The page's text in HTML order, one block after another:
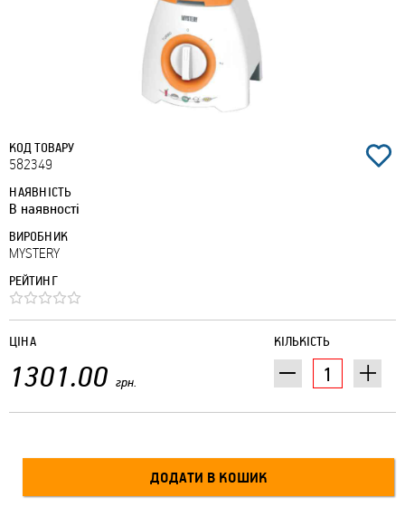
КОД ТОВАРУ
582349
НАЯВНІСТЬ
В наявності
ВИРОБНИК
MYSTERY
РЕЙТИНГ
КІЛЬКІСТЬ
ЦІНА
1301.00 грн.